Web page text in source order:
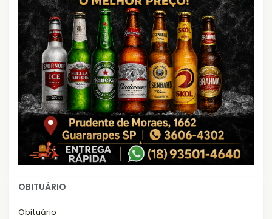
OBITUÁRIO
Obituário